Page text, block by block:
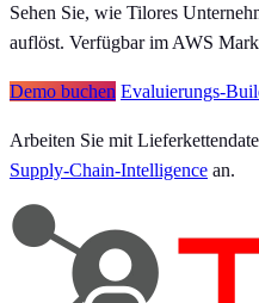
Sehen Sie, wie Tilores
auflöst. Verfügbar im AWS
Demo buchen Evaluierungs-
Arbeiten Sie mit
Supply-Chain-Intelligence an.